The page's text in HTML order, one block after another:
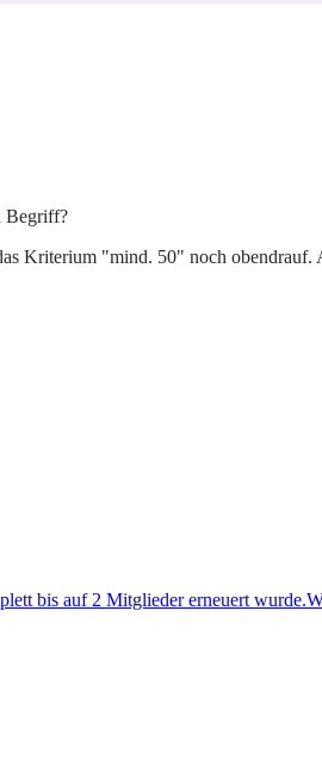
Begriff?
Kriterium "mind. 50" noch
bis auf 2 Mitglieder erneuert